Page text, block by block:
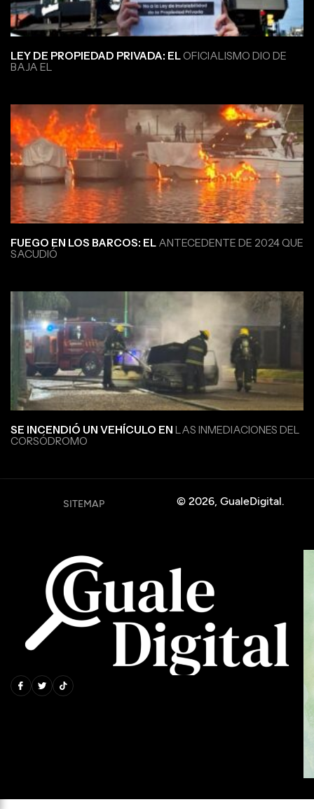
LEY DE PROPIEDAD PRIVADA: ELOFICIALISMO DIO DE
BAJA EL
FUEGO EN LOS BARCOS: EL ANTECEDENTE DE 2024 QUE
SACUDIÓ
SE INCENDIÓ UN VEHÍCULO EN LAS INMEDIACIONES DEL
CORSÓDROMO
© 2026, GualeDigital.
SITEMAP